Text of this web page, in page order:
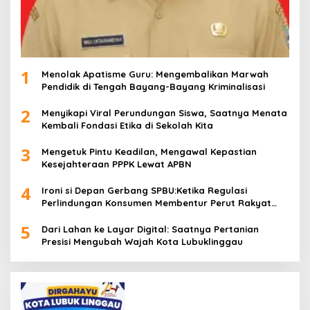
1
Menolak Apatisme Guru: Mengembalikan Marwah
Pendidik di Tengah Bayang-Bayang Kriminalisasi
2
Menyikapi Viral Perundungan Siswa, Saatnya Menata
Kembali Fondasi Etika di Sekolah Kita
3
Mengetuk Pintu Keadilan, Mengawal Kepastian
Kesejahteraan PPPK Lewat APBN
4
Ironi si Depan Gerbang SPBU:Ketika Regulasi
Perlindungan Konsumen Membentur Perut Rakyat
5
Dari Lahan ke Layar Digital: Saatnya Pertanian
Presisi Mengubah Wajah Kota Lubuklinggau